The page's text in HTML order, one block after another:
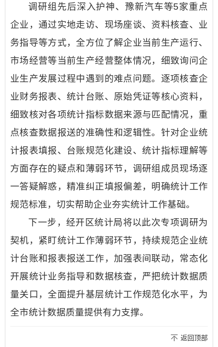
调研组先后深入护神、豫新汽车等5家重点
企业，通过实地走访、现场座谈、资料核查、业
务指导等方式，全方位了解企业当前生产运行、
市场经营等当前生产经营整体情况，细致询问企
业生产发展过程中遇到的难点问题。逐项核查企
业财务报表、统计台账、原始凭证等核心资料，
细致核对各项统计指标数据来源与匹配情况，重
点核查数据报送的准确性和逻辑性。针对企业统
计报表填报、台账规范化建设、统计指标理解等
方面存在的疑点和薄弱环节，调研组成员现场逐
一答疑解惑，精准纠正填报偏差，明确统计工作
规范标准，切实帮助企业夯实统计工作基础。
下一步，经开区统计局将以此次专项调研为
契机，紧盯统计工作薄弱环节，持续规范企业统
计台账和报表报送工作，加强表间联动，常态化
开展统计业务指导和数据核查，严把统计数据质
量关口，全面提升基层统计工作规范化水平， 为
全市统计数据质量提供有力支撑。
返回顶部